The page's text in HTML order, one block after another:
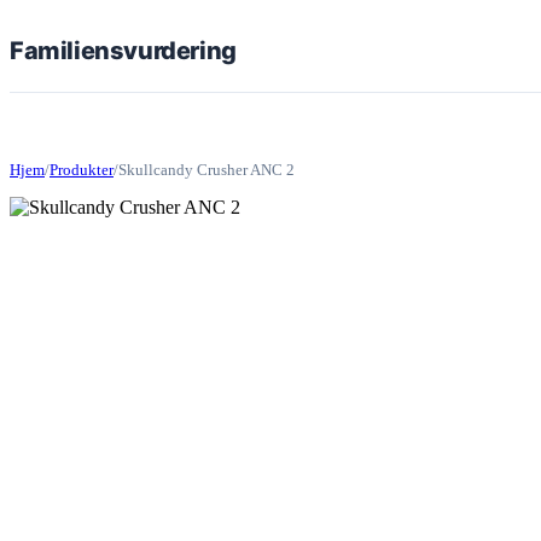
Familiensvurdering
Hjem/Produkter/Skullcandy Crusher ANC 2